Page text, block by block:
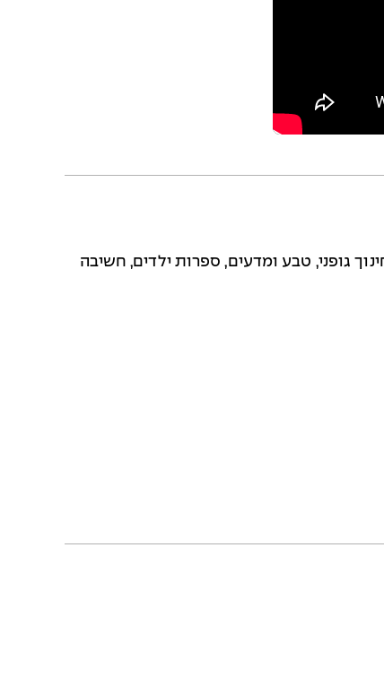
גופני, טבע ומדעים, ספרות ילדים, חשיבה